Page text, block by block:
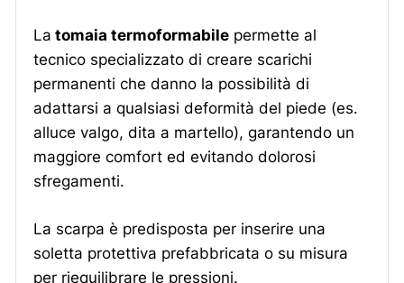
La tomaia termoformabile permette al
tecnico specializzato di creare scarichi
permanenti che danno la possibilità di
adattarsi a qualsiasi deformità del piede (es.
alluce valgo, dita a martello), garantendo un
maggiore comfort ed evitando dolorosi
sfregamenti.
La scarpa è predisposta per inserire una
soletta protettiva prefabbricata o su misura
per riequilibrare le pressioni.